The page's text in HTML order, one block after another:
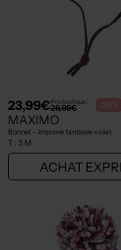
23,99€Prix boutique :
29,99€ -20%
MAXIMO
Bonnet - Imprimé fantaisie violet
T : 3 M
ACHAT